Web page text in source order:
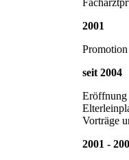
2001
seit 2004
Eröffnung
Vorträge
2001 -